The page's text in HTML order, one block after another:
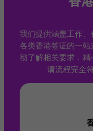
我们提供涵盖工作
各类香港签证的一
彻了解相关要求，
请流程完全